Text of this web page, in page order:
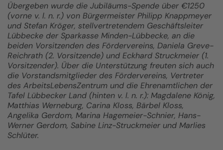
Übergeben wurde die Jubiläums-Spende über €1250
(vorne v. l. n. r.) von Bürgermeister Philipp Knappmeyer
und Stefan Kröger, stellvertretendem Geschäftsleiter
Lübbecke der Sparkasse Minden-Lübbecke, an die
beiden Vorsitzenden des Fördervereins, Daniela Greve-
Reichrath (2. Vorsitzende) und Eckhard Struckmeier (1.
Vorsitzender). Über die Unterstützung freuten sich auch
die Vorstandsmitglieder des Fördervereins, Vertreter
des ArbeitsLebensZentrum und die Ehrenamtlichen der
Tafel Lübbecker Land (hinten v. l. n. r.): Magdalene König,
Matthias Werneburg, Carina Kloss, Bärbel Kloss,
Angelika Gerdom, Marina Hagemeier-Schnier, Hans-
Werner Gerdom, Sabine Linz-Struckmeier und Marlies
Schlüter.